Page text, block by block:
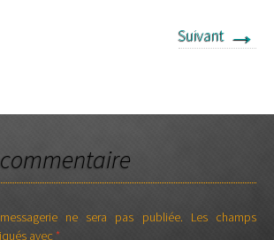
Suivant →
ne sera pas publiée. Les champs
avec*